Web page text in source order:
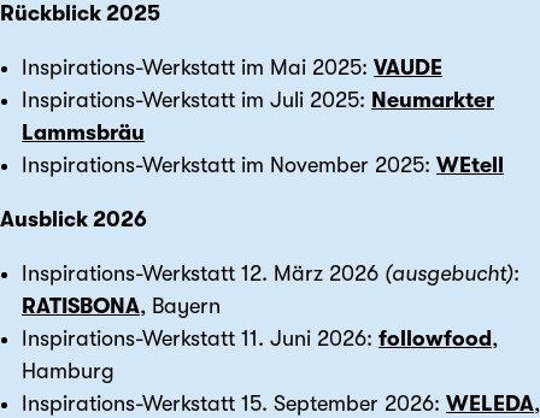
Rückblick 2025
Inspirations-Werkstatt im Mai 2025: VAUDE
Inspirations-Werkstatt im Juli 2025: Neumarkter
Lammsbräu
Inspirations-Werkstatt im November 2025: WEtell
Ausblick 2026
Inspirations-Werkstatt 12. März 2026 (ausgebucht):
RATISBONA, Bayern
Inspirations-Werkstatt 11. Juni 2026: followfood ,
Hamburg
Inspirations-Werkstatt 15. September 2026: WELEDA,